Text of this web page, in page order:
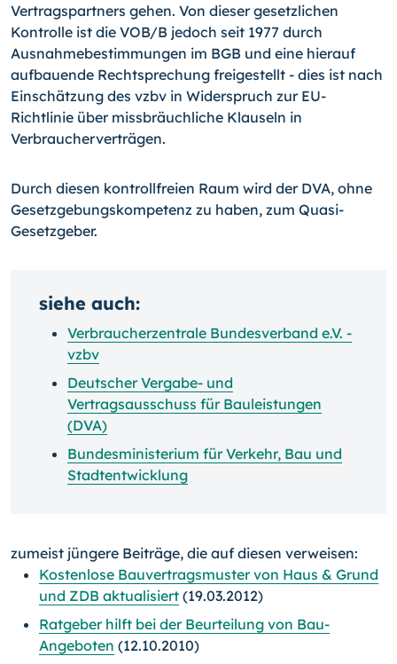
Vertragspartners gehen. Von dieser gesetzlichen
Kontrolle ist die VOB/B jedoch seit 1977 durch
Ausnahmebestimmungen im BGB und eine hierauf
aufbauende Rechtsprechung freigestellt - dies ist nach
Einschätzung des vzbv in Widerspruch zur EU-
Richtlinie über missbräuchliche Klauseln in
Verbraucherverträgen.
Durch diesen kontrollfreien Raum wird der DVA, ohne
Gesetzgebungskompetenz zu haben, zum Quasi-
Gesetzgeber.
siehe auch:
Verbraucherzentrale Bundesverband e.V. -
vzbv
Deutscher Vergabe- und
Vertragsausschuss für Bauleistungen
(DVA)
Bundesministerium für Verkehr, Bau und
Stadtentwicklung
zumeist jüngere Beiträge, die auf diesen verweisen:
Kostenlose Bauvertragsmuster von Haus & Grund
und ZDB aktualisiert (19.03.2012)
Ratgeber hilft bei der Beurteilung von Bau-
Angeboten (12.10.2010)